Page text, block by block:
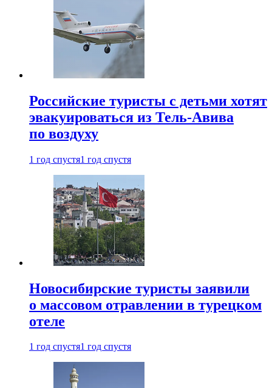
Российские туристы с детьми хотят
эвакуироваться из Тель-Авива
по воздуху
1 год спустя1 год спустя
Новосибирские туристы заявили
о массовом отравлении в турецком
отеле
1 год спустя1 год спустя